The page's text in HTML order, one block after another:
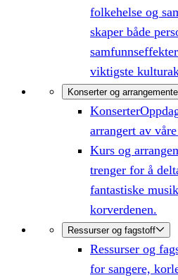
folkehelse og
skaper både
viktigste
Konserter og
Konserter
arrangert av
Kurs og
trenger for å
fantastiske
korverdenen.
Ressurser og fagstoff
Ressurser og
for sangere,